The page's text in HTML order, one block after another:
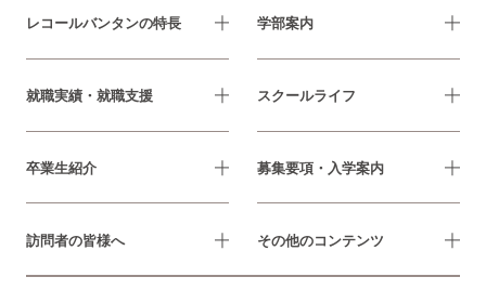
レコールバンタンの特長 学部案内
就職実績・就職支援 スクールライフ
卒業生紹介 募集要項・入学案内
訪問者の皆様へ その他のコンテンツ